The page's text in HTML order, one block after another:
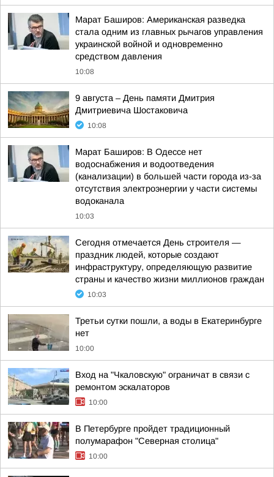
Марат Баширов: Американская разведка
стала одним из главных рычагов управления
украинской войной и одновременно
средством давления
10:08
9 августа – День памяти Дмитрия
Дмитриевича Шостаковича
10:08
Марат Баширов: В Одессе нет
водоснабжения и водоотведения
(канализации) в большей части города из-за
отсутствия электроэнергии у части системы
водоканала
10:03
Сегодня отмечается День строителя —
праздник людей, которые создают
инфраструктуру, определяющую развитие
страны и качество жизни миллионов граждан
10:03
Третьи сутки пошли, а воды в Екатеринбурге
нет
10:00
Вход на "Чкаловскую" ограничат в связи с
ремонтом эскалаторов
10:00
В Петербурге пройдет традиционный
полумарафон "Северная столица"
10:00